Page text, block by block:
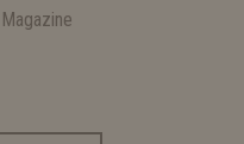
Magazine